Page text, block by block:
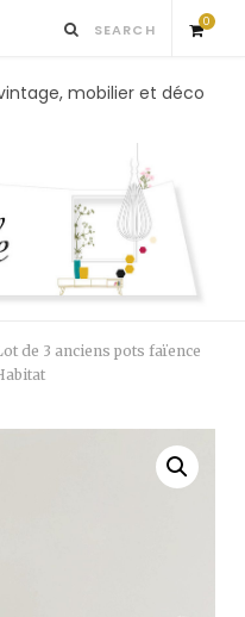
0
S
p
n
g
mobilier et déco
de 3 anciens pots faïence